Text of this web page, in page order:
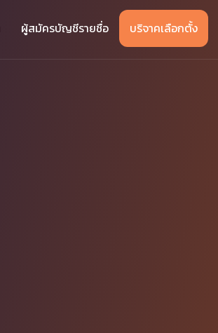
ผู้สมัครบัญชีรายชื่อ บริจาคเลือกตั้ง